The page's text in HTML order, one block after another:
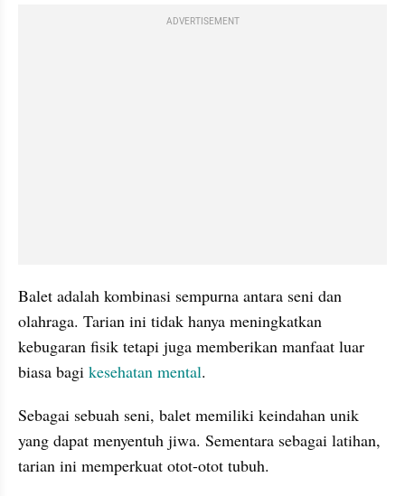
ADVERTISEMENT
Balet adalah kombinasi sempurna antara seni dan
olahraga. Tarian ini tidak hanya meningkatkan
kebugaran fisik tetapi juga memberikan manfaat luar
biasa bagi kesehatan mental.
Sebagai sebuah seni, balet memiliki keindahan unik
yang dapat menyentuh jiwa. Sementara sebagai latihan,
tarian ini memperkuat otot-otot tubuh.